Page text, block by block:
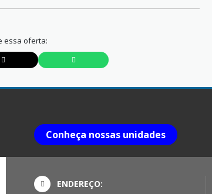
essa oferta:
Conheça nossas unidades
ENDEREÇO: